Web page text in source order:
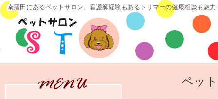
南蒲田にあるペットサロン。看護師経験もあるトリマーの健康相談も魅力
ペッ